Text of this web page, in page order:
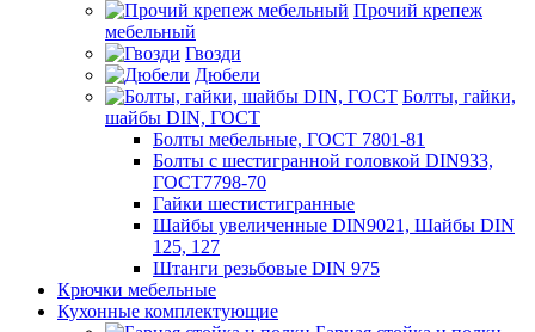
Прочий крепеж
мебельный
Гвозди
Дюбели
Болты, гайки,
шайбы DIN, ГОСТ
Болты мебельные, ГОСТ 7801-81
Болты с шестигранной головкой DIN933,
ГОСТ7798-70
Гайки шестистигранные
Шайбы увеличенные DIN9021, Шайбы DIN
125, 127
Штанги резьбовые DIN 975
Крючки мебельные
Кухонные комплектующие